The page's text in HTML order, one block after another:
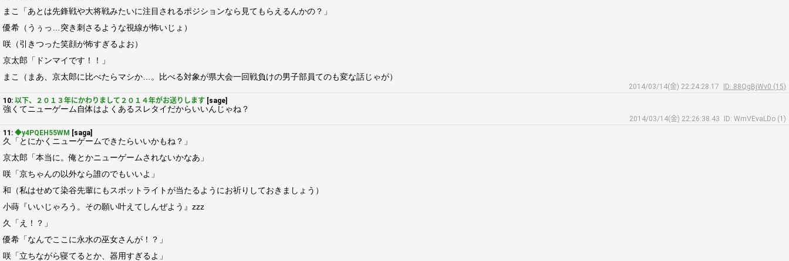
まこ「あとは先鋒戦や大将戦みたいに注目されるポジションなら見てもらえるんかの？」
優希（うぅっ…突き刺さるような視線が怖いじょ）
咲（引きつった笑顔が怖すぎるよお）
京太郎「ドンマイです！！」
まこ（まあ、京太郎に比べたらマシか…。比べる対象が県大会一回戦負けの男子部員てのも変な話じゃが）
2014/03/14(金) 22:24:28.17
ID: 88QgBjWv0 (15)
10: 以下、２０１３年にかわりまして２０１４年がお送りします [sage]
強くてニューゲーム自体はよくあるスレタイだからいいんじゃね？
2014/03/14(金) 22:26:38.43
ID: WmVEvaLDo (1)
11: ◆y4PQEH55WM [saga]
久「とにかくニューゲームできたらいいかもね？」
京太郎「本当に。俺とかニューゲームされないかなあ」
咲「京ちゃんの以外なら誰のでもいいよ」
和（私はせめて染谷先輩にもスポットライトが当たるようにお祈りしておきましょう）
小蒔『いいじゃろう。その願い叶えてしんぜよう』zzz
久「え！？」
優希「なんでここに永水の巫女さんが！？」
咲「立ちながら寝てるとか、器用すぎるよ」